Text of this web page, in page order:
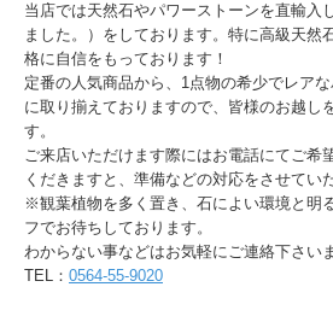
当店では天然石やパワーストーンを直輸入
ました。）をしております。特に高級天然
格に自信をもっております！
定番の人気商品から、1点物の希少でレア
に取り揃えておりますので、皆様のお越し
す。
ご来店いただけます際にはお電話にてご希
くだきますと、準備などの対応をさせてい
※観葉植物を多く置き、石によい環境と明
フでお待ちしております。
わからない事などはお気軽にご連絡下さいま
TEL： 0564-55-9020